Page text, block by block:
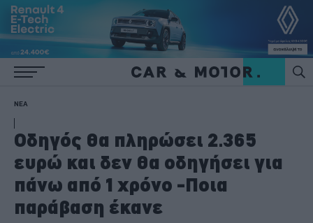
ΝΕΑ
Οδηγός θα πληρώσει 2.365
ευρώ και δεν θα οδηγήσει για
πάνω από 1 χρόνο -Ποια
παράβαση έκανε